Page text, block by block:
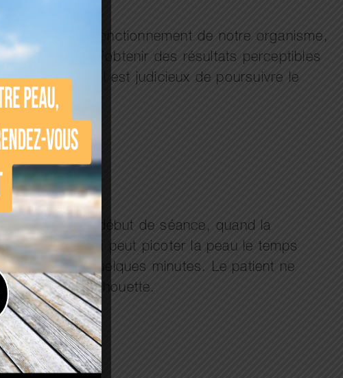
au fonctionnement de notre organisme,
d’obtenir des résultats perceptibles
déterminer s’il est judicieux de poursuivre le
ressentis en début de séance, quand la
ce qui peut picoter la peau le temps
au bout de quelques minutes. Le patient ne
de sa silhouette.